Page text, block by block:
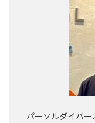
パーソルダイバー